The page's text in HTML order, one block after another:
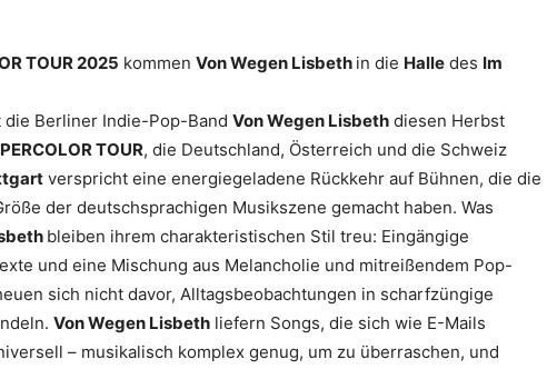
TOUR 2025 kommen Von Wegen Lisbeth in die Halle des Im
die Berliner Indie-Pop-Band Von Wegen Lisbeth diesen Herbst
TOUR, die Deutschland, Österreich und die Schweiz
verspricht eine energiegeladene Rückkehr auf Bühnen, die die
der deutschsprachigen Musikszene gemacht haben. Was
bleiben ihrem charakteristischen Stil treu: Eingängige
und eine Mischung aus Melancholie und mitreißendem Pop-
sich nicht davor, Alltagsbeobachtungen in scharfzüngige
Von Wegen Lisbeth liefern Songs, die sich wie E-Mails
– musikalisch komplex genug, um zu überraschen, und